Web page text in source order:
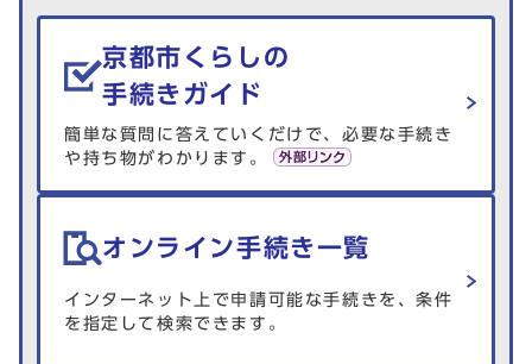
生活情報を探す
京都市くらしの
手続きガイド
簡単な質問に答えていくだけで、必要な手続き
や持ち物がわかります。
オンライン手続き一覧
インターネット上で申請可能な手続きを、条件
を指定して検索できます。